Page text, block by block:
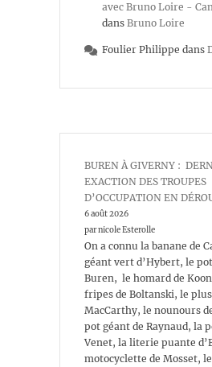
avec Bruno Loire -
dans Bruno Loire
Foulier Philippe dans
BUREN À GIVERNY :
EXACTION DES TROUPES
D’OCCUPATION EN
6 août 2026
par nicole Esterolle
On a connu la banane de
géant vert d’Hybert, le
Buren, le homard de
fripes de Boltanski, le
MacCarthy, le nounours
pot géant de Raynaud, la
Venet, la literie puante
motocyclette de Mosset,